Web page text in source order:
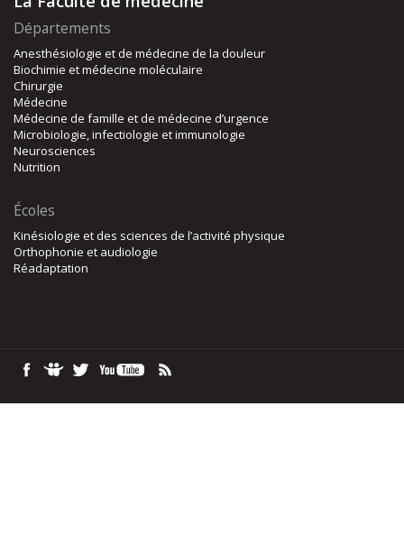
Départements
Anesthésiologie et de médecine de la douleur
Biochimie et médecine moléculaire
Chirurgie
Médecine
Médecine de famille et de médecine d’urgence
Microbiologie, infectiologie et immunologie
Neurosciences
Nutrition
Écoles
Kinésiologie et des sciences de l’activité physique
Orthophonie et audiologie
Réadaptation